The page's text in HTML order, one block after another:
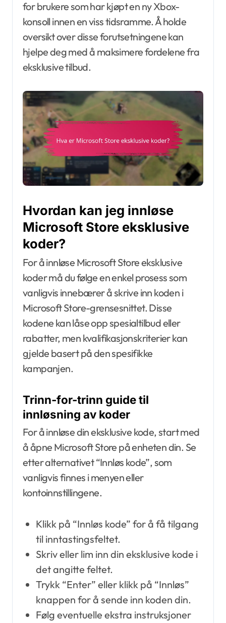
for brukere som har kjøpt en ny Xbox-
konsoll innen en viss tidsramme. Å holde
oversikt over disse forutsetningene kan
hjelpe deg med å maksimere fordelene fra
eksklusive tilbud.
Hvordan kan jeg innløse
Microsoft Store eksklusive
koder?
For å innløse Microsoft Store eksklusive
koder må du følge en enkel prosess som
vanligvis innebærer å skrive inn koden i
Microsoft Store-grensesnittet. Disse
kodene kan låse opp spesialtilbud eller
rabatter, men kvalifikasjonskriterier kan
gjelde basert på den spesifikke
kampanjen.
Trinn-for-trinn guide til
innløsning av koder
For å innløse din eksklusive kode, start med
å åpne Microsoft Store på enheten din. Se
etter alternativet “Innløs kode”, som
vanligvis finnes i menyen eller
kontoinnstillingene.
Klikk på “Innløs kode” for å få tilgang
til inntastingsfeltet.
Skriv eller lim inn din eksklusive kode i
det angitte feltet.
Trykk “Enter” eller klikk på “Innløs”
knappen for å sende inn koden din.
Følg eventuelle ekstra instruksjoner